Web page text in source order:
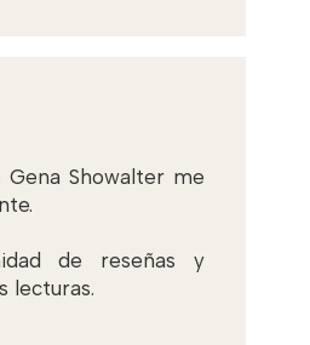
Gena Showalter me
de reseñas y
lecturas.